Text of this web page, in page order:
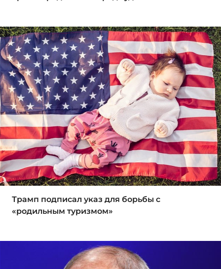
Трамп подписал указ для борьбы с
«родильным туризмом»